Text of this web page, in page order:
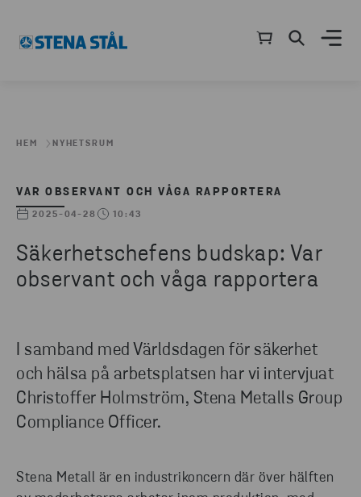
HEM NYHETSRUM
VAR OBSERVANT OCH VÅGA RAPPORTERA
2025-04-28 10:43
Säkerhetschefens budskap: Var
observant och våga rapportera
I samband med Världsdagen för säkerhet
och hälsa på arbetsplatsen har vi intervjuat
Christoffer Holmström, Stena Metalls Group
Compliance Officer.
Stena Metall är en industrikoncern där över hälften